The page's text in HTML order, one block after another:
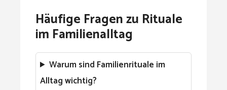
Häufige Fragen zu Rituale
im Familienalltag
Warum sind Familienrituale im
Alltag wichtig?